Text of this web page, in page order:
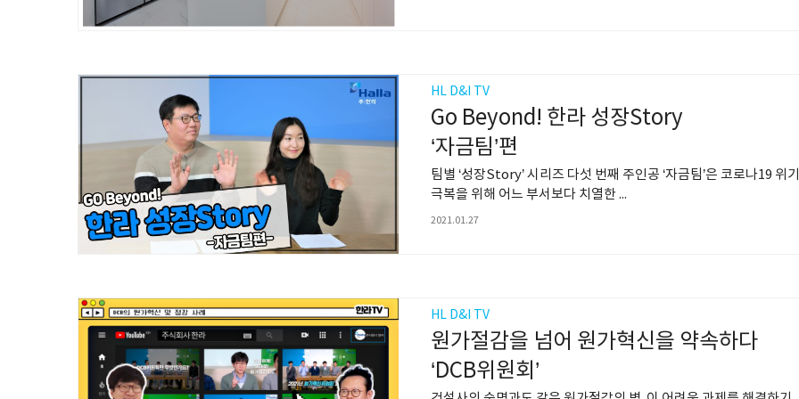
HL D&I TV
Go Beyond! 한라 성장Story
‘자금팀’편
팀별 ‘성장Story’ 시리즈 다섯 번째 주인공 ‘자금팀’은 코로나19 위
극복을 위해 어느 부서보다 치열한 ...
2021.01.27
HL D&I TV
원가절감을 넘어 원가혁신을 약속하다
‘DCB위원회’